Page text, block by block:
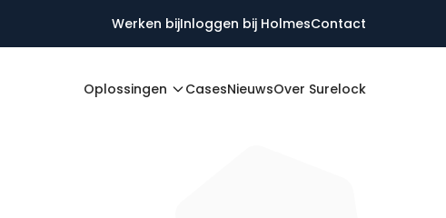
Werken bijInloggen bij HolmesContact
Oplossingen CasesNieuwsOver Surelock